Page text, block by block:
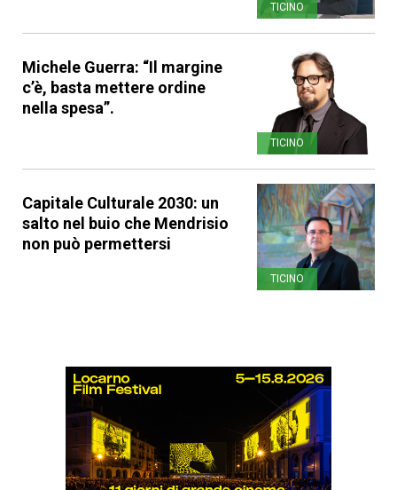
TICINO
Michele Guerra: “Il margine
c’è, basta mettere ordine
nella spesa”.
TICINO
Capitale Culturale 2030: un
salto nel buio che Mendrisio
non può permettersi
TICINO